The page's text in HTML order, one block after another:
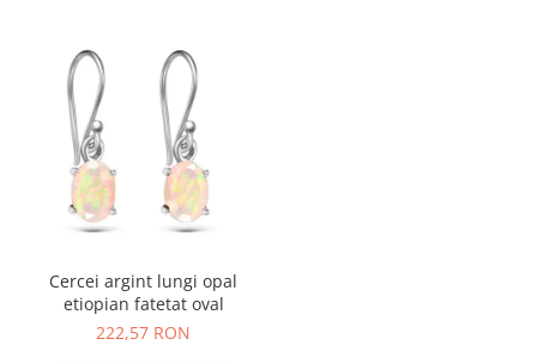
Cercei argint lungi opal
etiopian fatetat oval
222,57 RON